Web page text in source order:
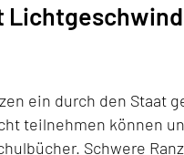
ein durch den Staat
teilnehmen können
Schwere